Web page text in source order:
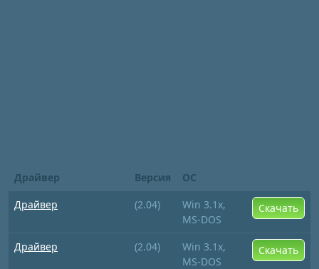
Драйвер Версия
ОС
Драйвер
(2.04)
Win 3.1x,
MS-DOS
Скачать
Драйвер (2.04)
Win 3.1x,
MS-DOS
Скачать